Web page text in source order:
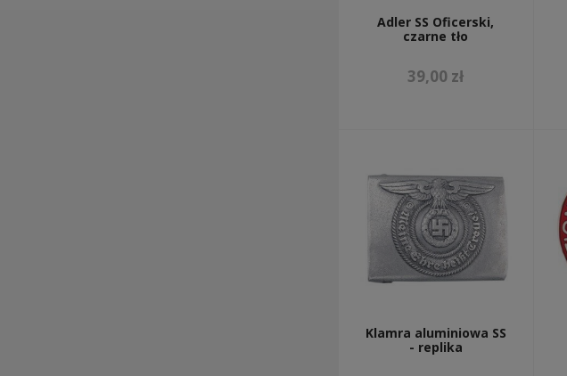
Adler SS Oficerski,
czarne tło
39,00 zł
Klamra aluminiowa SS
- replika